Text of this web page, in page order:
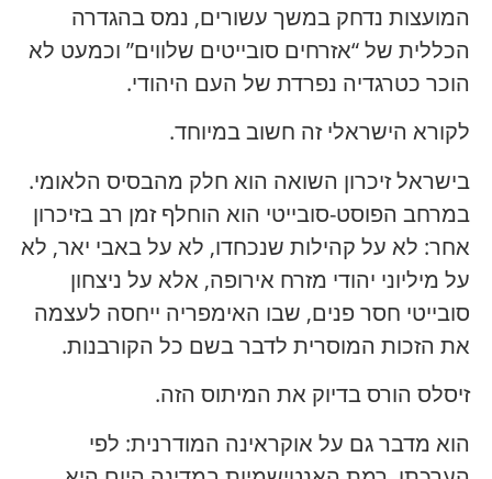
המועצות נדחק במשך עשורים, נמס בהגדרה
הכללית של “אזרחים סובייטים שלווים” וכמעט לא
הוכר כטרגדיה נפרדת של העם היהודי.
לקורא הישראלי זה חשוב במיוחד.
בישראל זיכרון השואה הוא חלק מהבסיס הלאומי.
במרחב הפוסט-סובייטי הוא הוחלף זמן רב בזיכרון
אחר: לא על קהילות שנכחדו, לא על באבי יאר, לא
על מיליוני יהודי מזרח אירופה, אלא על ניצחון
סובייטי חסר פנים, שבו האימפריה ייחסה לעצמה
את הזכות המוסרית לדבר בשם כל הקורבנות.
זיסלס הורס בדיוק את המיתוס הזה.
הוא מדבר גם על אוקראינה המודרנית: לפי